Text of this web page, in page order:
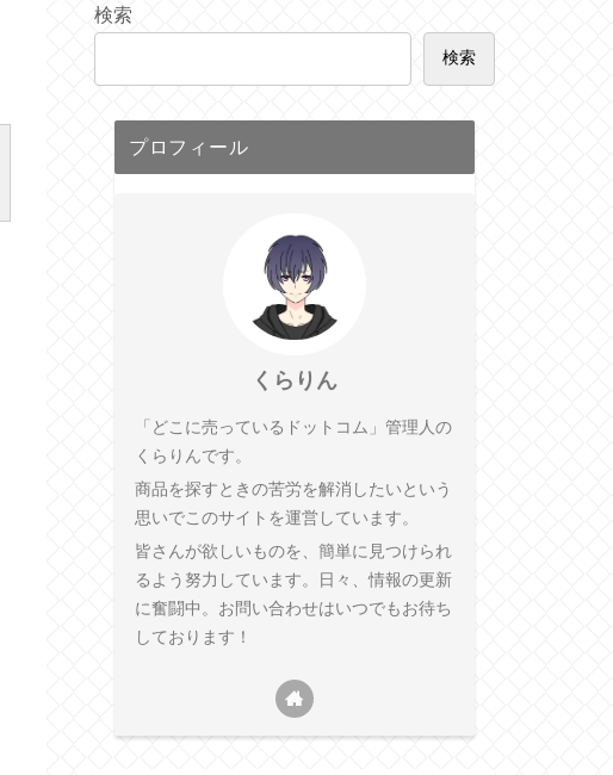
検索
検索
プロフィール
くらりん
「どこに売っているドットコム」管理人の
くらりんです。
商品を探すときの苦労を解消したいという
思いでこのサイトを運営しています。
皆さんが欲しいものを、簡単に見つけられ
るよう努力しています。日々、情報の更新
に奮闘中。お問い合わせはいつでもお待ち
しております！